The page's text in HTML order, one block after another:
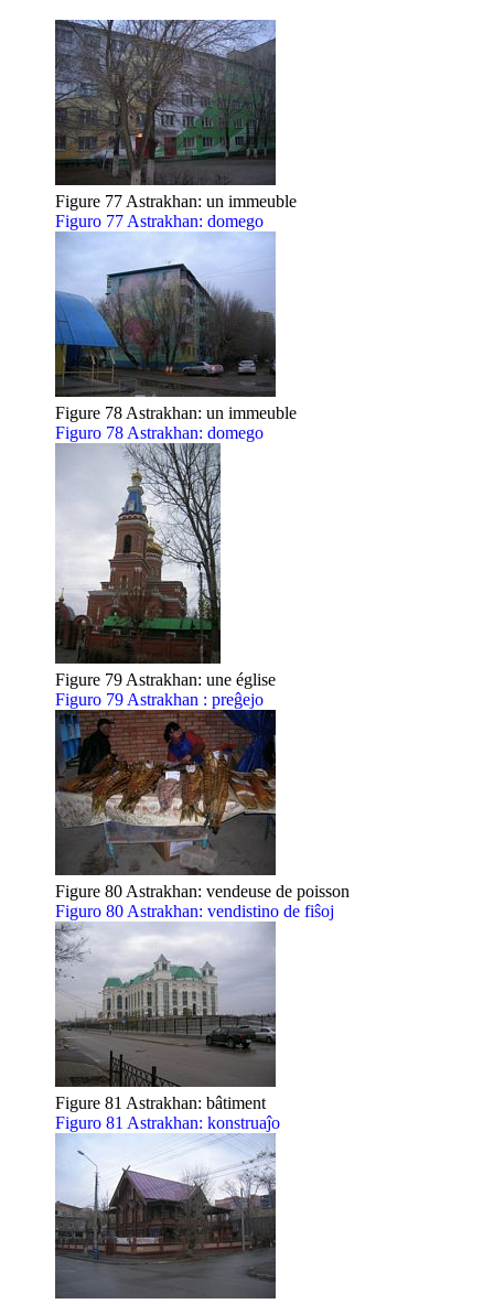
Figure 77 Astrakhan: un immeuble
Figuro 77 Astrakhan: domego
Figure 78 Astrakhan: un immeuble
Figuro 78 Astrakhan: domego
Figure 79 Astrakhan: une église
Figuro 79 Astrakhan : preĝejo
Figure 80 Astrakhan: vendeuse de poisson
Figuro 80 Astrakhan: vendistino de fiŝoj
Figure 81 Astrakhan: bâtiment
Figuro 81 Astrakhan: konstruaĵo